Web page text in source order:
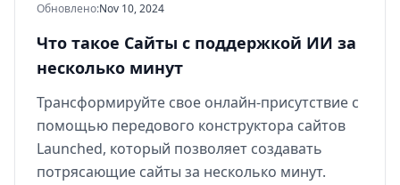
Обновлено:Nov 10, 2024
Что такое Сайты с поддержкой ИИ за
несколько минут
Трансформируйте свое онлайн-присутствие с
помощью передового конструктора сайтов
Launched, который позволяет создавать
потрясающие сайты за несколько минут.